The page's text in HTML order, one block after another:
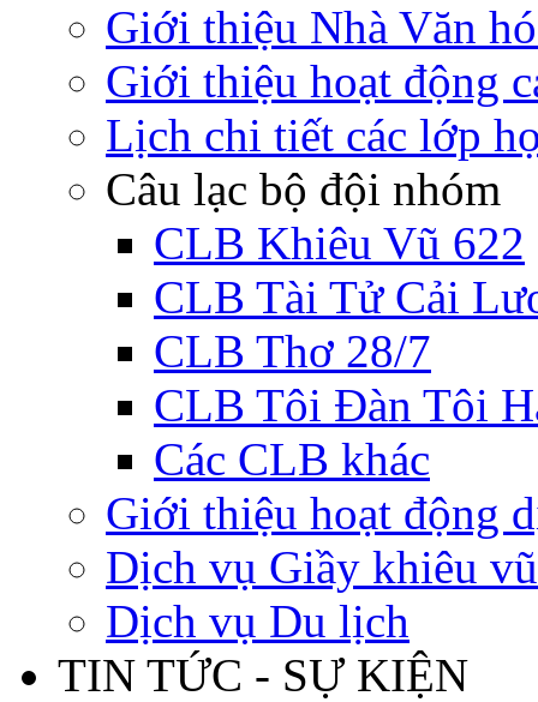
Giới thiệu Nhà Văn
Giới thiệu hoạt động
Lịch chi tiết các lớp
Câu lạc bộ đội nhóm
CLB Khiêu Vũ 622
CLB Tài Tử Cải
CLB Thơ 28/7
CLB Tôi Đàn Tôi
Các CLB khác
Giới thiệu hoạt động
Dịch vụ Giầy khiêu vũ
Dịch vụ Du lịch
TIN TỨC - SỰ KIỆN